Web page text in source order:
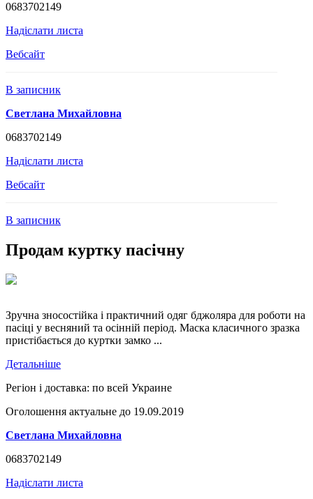
0683702149
Надіслати листа
Вебсайт
В записник
Светлана Михайловна
0683702149
Надіслати листа
Вебсайт
В записник
Продам куртку пасічну
Зручна зносостійка і практичний одяг бджоляра для роботи на
пасіці у весняний та осінній період. Маска класичного зразка
пристібається до куртки замко ...
Детальніше
Регіон і доставка: по всей Украине
Оголошення актуальне до 19.09.2019
Светлана Михайловна
0683702149
Надіслати листа